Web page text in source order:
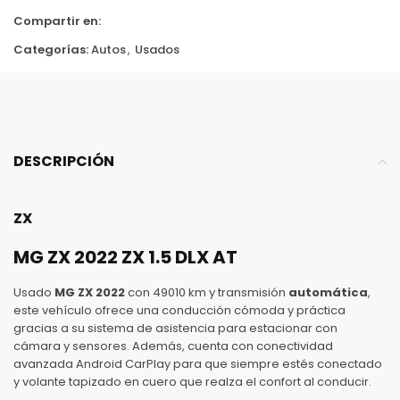
Compartir en:
Categorías:Autos, Usados
DESCRIPCIÓN
ZX
MG ZX 2022 ZX 1.5 DLX AT
Usado MG ZX 2022con 49010 km y transmisión automática,
este vehículo ofrece una conducción cómoda y práctica
gracias a su sistema de asistencia para estacionar con
cámara y sensores. Además, cuenta con conectividad
avanzada Android CarPlay para que siempre estés conectado
y volante tapizado en cuero que realza el confort al conducir.